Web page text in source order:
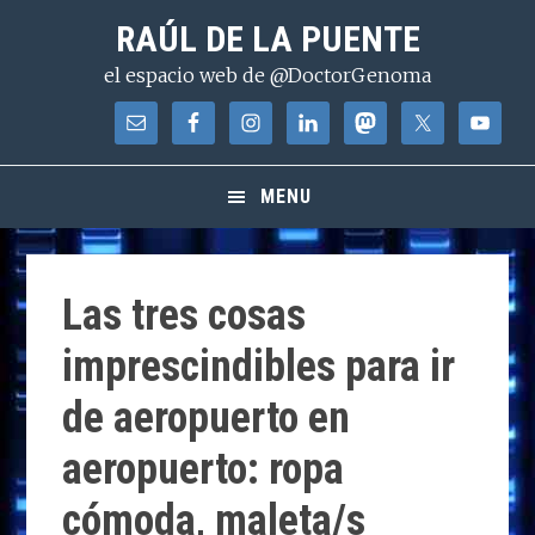
contenido
RAÚL DE LA PUENTE
el espacio web de @DoctorGenoma
MENU
Las tres cosas
imprescindibles para ir
de aeropuerto en
aeropuerto: ropa
cómoda, maleta/s